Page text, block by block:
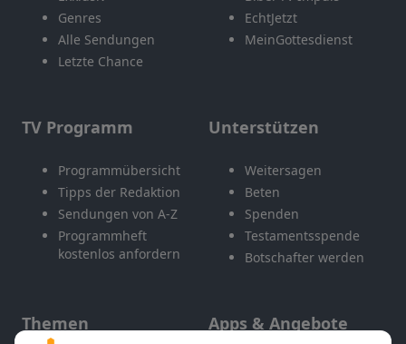
Genres
Alle Sendungen
Letzte Chance
EchtJetzt
MeinGottesdienst
TV Programm
Programmübersicht
Tipps der Redaktion
Sendungen von A-Z
Programmheft
kostenlos anfordern
Unterstützen
Weitersagen
Beten
Spenden
Testamentsspende
Botschafter werden
Themen Apps & Angebote